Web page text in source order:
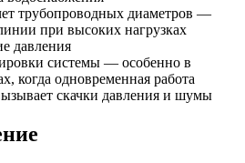
трубопроводных диаметров —
при высоких нагрузках
давления
системы — особенно в
когда одновременная работа
скачки давления и шумы